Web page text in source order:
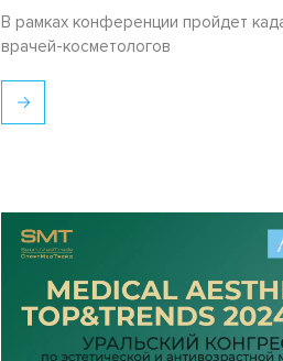
В рамках конференции пройдет
врачей-косметологов